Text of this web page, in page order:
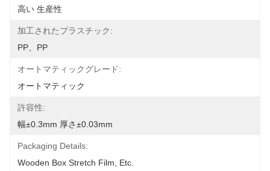
高い 生産性
加工されたプラスチック:
PP、PP
オートマティックグレード:
オートマティック
許容性:
幅±0.3mm 厚さ±0.03mm
Packaging Details:
Wooden Box Stretch Film, Etc.